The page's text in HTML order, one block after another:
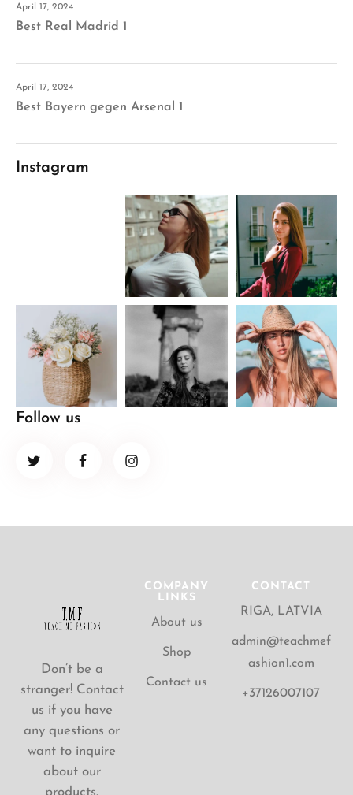
April 17, 2024
Best Real Madrid 1
April 17, 2024
Best Bayern gegen Arsenal 1
Instagram
Follow us
Don’t be a
stranger! Contact
us if you have
any questions or
want to inquire
about our
COMPANY
LINKS
About us
Shop
Contact us
CONTACT
RIGA, LATVIA
admin@teachmef
ashion1.com
+37126007107